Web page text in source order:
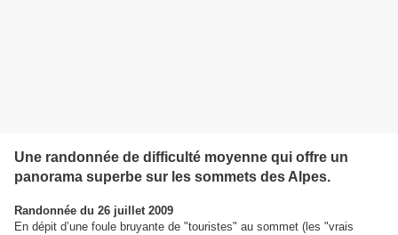
Une randonnée de difficulté moyenne qui offre un
panorama superbe sur les sommets des Alpes.
Randonnée du 26 juillet 2009
En dépit d’une foule bruyante de "touristes" au sommet (les "vrais